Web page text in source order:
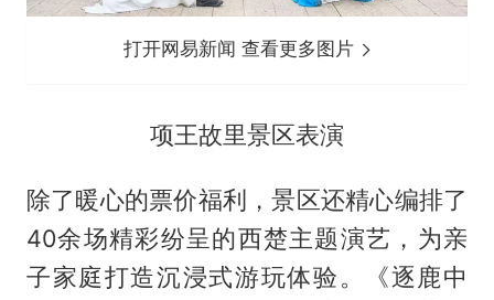
打开网易新闻 查看更多图片
项王故里景区表演
除了暖心的票价福利，景区还精心编排了
40余场精彩纷呈的西楚主题演艺，为亲
子家庭打造沉浸式游玩体验。《逐鹿中